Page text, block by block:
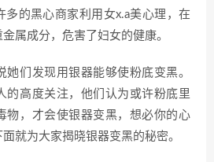
多的黑心商家利用女x.a美心理，在
属成分，危害了妇女的健康。
她们发现用银器能够使粉底变黑。
的高度关注，他们认为或许粉底里
物，才会使银器变黑，想必你的心
就为大家揭晓银器变黑的秘密。